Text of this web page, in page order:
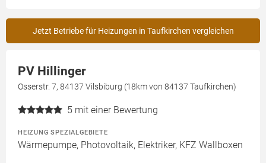
Jetzt Betriebe für Heizungen in Taufkirchen vergleichen
PV Hillinger
Osserstr. 7, 84137 Vilsbiburg (18km von 84137 Taufkirchen)
5 mit einer Bewertung
HEIZUNG SPEZIALGEBIETE
Wärmepumpe, Photovoltaik, Elektriker, KFZ Wallboxen